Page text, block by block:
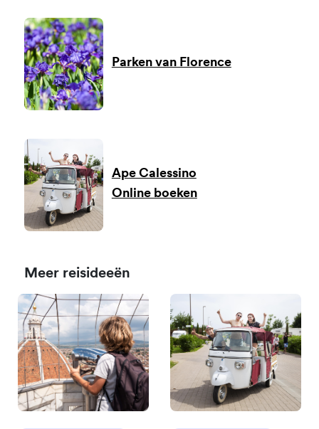
Parken van Florence
Ape Calessino
Online boeken
Meer reisideeën